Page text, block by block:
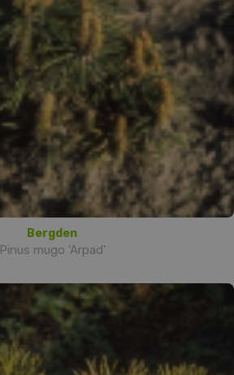
Bergden
Pinus mugo 'Arpad'